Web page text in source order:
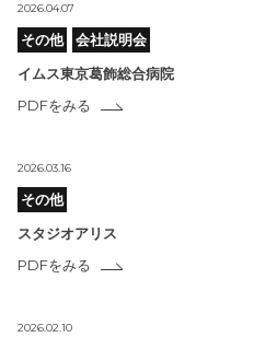
2026.04.07
その他
会社説明会
イムス東京葛飾総合病院
PDFをみる
2026.03.16
その他
スタジオアリス
PDFをみる
2026.02.10